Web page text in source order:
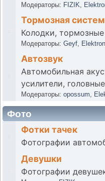
Модераторы: FIZIK,
Тормозная
Колодки,
Модераторы:Geyf, Elektron
Автозвук
Автомобильная
усилители,
Модераторы:opossum,
Фото
Фотки тачек
Фотографии
Девушки
Фотографии